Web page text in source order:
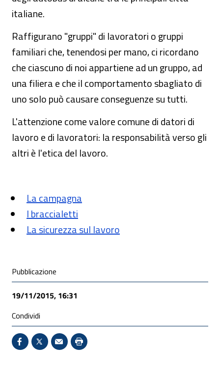
italiane.
Raffigurano "gruppi" di lavoratori o gruppi
familiari che, tenendosi per mano, ci ricordano
che ciascuno di noi appartiene ad un gruppo, ad
una filiera e che il comportamento sbagliato di
uno solo può causare conseguenze su tutti.
L'attenzione come valore comune di datori di
lavoro e di lavoratori: la responsabilità verso gli
altri è l'etica del lavoro.
La campagna
I braccialetti
La sicurezza sul lavoro
Condivisione social
Pubblicazione
19/11/2015, 16:31
Condividi
Condividi su Facebook - Sito esterno - Apertura in
X - Sito esterno - Apertura in nuova finestra
Invio Mail: apre il programma di posta
Stampa pagina: scelta meno